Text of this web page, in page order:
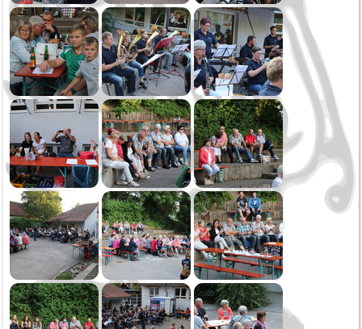
Jubiläumskonzert
Generalversammlung
Schmotziger
Hüttenwochenende
Dreikönig
2018
Weihnachtsspielen
Oktoberfest Sonntag
Oktoberfest Samstag
Saukirbe Göllsdorf
Öffentliche Musikprobe
Gartenfest MV Zimmern
Frühjahrskonzert
Generalversammlung
Fasnet